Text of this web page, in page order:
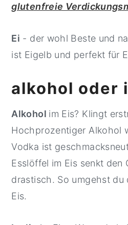
glutenfreie
Ei - der wohl Beste und
ist Eigelb und perfekt für
alkohol oder
Alkohol im Eis? Klingt
Hochprozentiger Alkohol
Vodka ist
Esslöffel im Eis senkt den
drastisch. So umgehst du
Eis.